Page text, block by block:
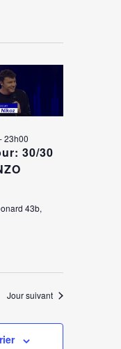
30/30
-23h00
43b,
Jour suivant